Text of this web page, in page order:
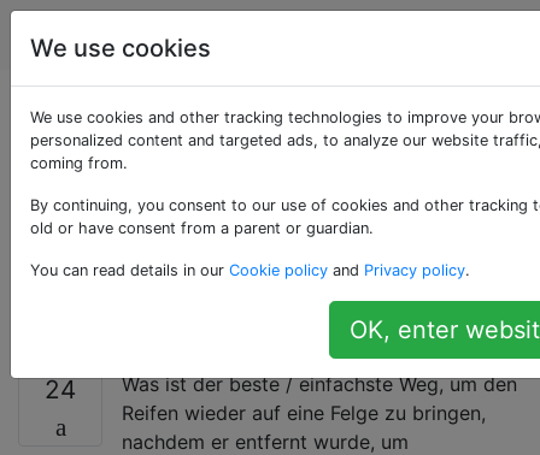
Fahrräder
Wie kann man den
Reifen leicht wieder
auf die Felge
24
Was ist der beste / einfachste Weg, um den
Reifen wieder auf eine Felge zu bringen,
nachdem er entfernt wurde, um
We use cookies
We use cookies and other tracking technologies to improve your
personalized content and targeted ads, to analyze our website
coming from.
By continuing, you consent to our use of cookies and other tracking
old or have consent from a parent or guardian.
You can read details in our Cookie policy and Privacy policy.
OK, enter